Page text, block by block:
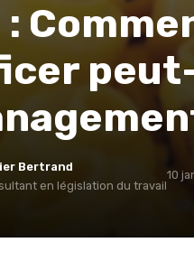
:
Bertrand
en législation du travail
10